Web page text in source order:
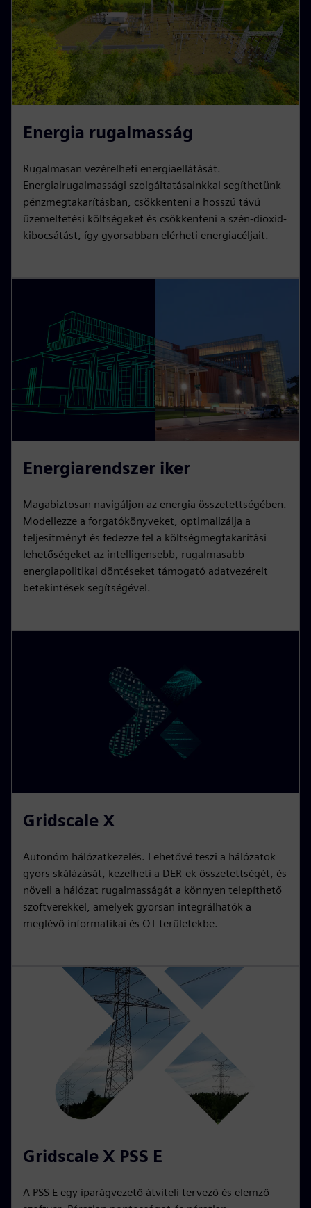
Energia rugalmasság
Rugalmasan vezérelheti energiaellátását.
Energiairugalmassági szolgáltatásainkkal segíthetünk
pénzmegtakarításban, csökkenteni a hosszú távú
üzemeltetési költségeket és csökkenteni a szén-dioxid-
kibocsátást, így gyorsabban elérheti energiacéljait.
Energiarendszer iker
Magabiztosan navigáljon az energia összetettségében.
Modellezze a forgatókönyveket, optimalizálja a
teljesítményt és fedezze fel a költségmegtakarítási
lehetőségeket az intelligensebb, rugalmasabb
energiapolitikai döntéseket támogató adatvezérelt
betekintések segítségével.
Gridscale X
Autonóm hálózatkezelés. Lehetővé teszi a hálózatok
gyors skálázását, kezelheti a DER-ek összetettségét, és
növeli a hálózat rugalmasságát a könnyen telepíthető
szoftverekkel, amelyek gyorsan integrálhatók a
meglévő informatikai és OT-területekbe.
Gridscale X PSS E
A PSS E egy iparágvezető átviteli tervező és elemző